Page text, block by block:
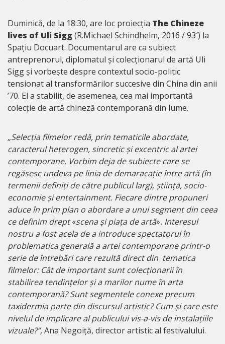
Duminică, de la 18:30, are loc proiecția The Chineze
lives of Uli Sigg(R.Michael Schindhelm, 2016 / 93′) la
Spațiu Docuart. Documentarul are ca subiect
antreprenorul, diplomatul și colecționarul de artă Uli
Sigg și vorbește despre contextul socio-politic
tensionat al transformărilor succesive din China din anii
’70. El a stabilit, de asemenea, cea mai importantă
colecție de artă chineză contemporană din lume.
„Selecția filmelor redă, prin tematicile abordate,
caracterul heterogen, sincretic și excentric al artei
contemporane. Vorbim deja de subiecte care se
regăsesc undeva pe linia de demaracație între artă (în
termenii definiți de către publicul larg), știință, socio-
economie și entertainment. Fiecare dintre propuneri
aduce în prim plan o abordare a unui segment din ceea
ce definim drept«scena și piața de artă». Interesul
nostru a fost acela de a introduce spectatorul în
problematica generală a artei contemporane printr-o
serie de întrebări care rezultă direct din tematica
filmelor: Cât de important sunt colecționarii în
stabilirea tendințelor și a marilor nume în arta
contemporană? Sunt segmentele conexe precum
taxidermia parte din discursul artistic? Cum și care este
nivelul de implicare al publicului vis-a-vis de instalațiile
vizuale?”,Ana Negoiță, director artistic al festivalului.